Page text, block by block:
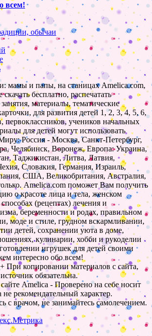
всем!
обычаи
мамы и папы, на станицах Amelica.com,
бесплатно, распечатать
материалы, тематические
для развития детей 1, 2, 3, 4, 5, 6,
первоклассников, учеников начальных
для детей могут использовать
Россия - Москва, Санкт-Петербург,
Челябинск, Воронеж, Европа: Украина,
Таджикистан, Литва, Латвия,
Словакия, Германия, Израиль,
США, Великобритания, Австралия,
Amelica.com поможет Вам получить
о красоте лица и тела, женском
(рецептах) лечения и
беременности и родах, правильном
моде и стиле, грудном вскармливании,
детей, сохранении уюта в доме,
кулинарии, хобби и рукоделии
игрушек для детей своими
интересно обо всем!
При копировании материалов с сайта,
обязательна.
Amelica - Проверено на себе носит
рекомендательный характер.
с врачом, не занимайтесь самолечением.